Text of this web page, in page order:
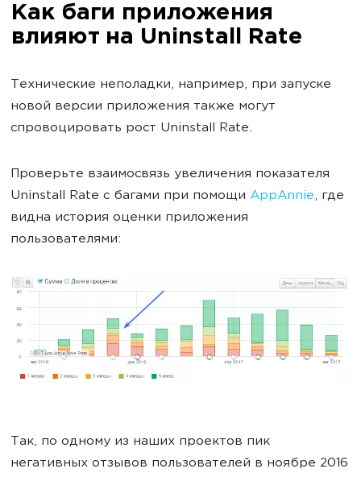
Как баги приложения
влияют на Uninstall Rate
Технические неполадки, например, при запуске
новой версии приложения также могут
спровоцировать рост Uninstall Rate.
Проверьте взаимосвязь увеличения показателя
Uninstall Rate с багами при помощи AppAnnie, где
видна история оценки приложения
пользователями:
Так, по одному из наших проектов пик
негативных отзывов пользователей в ноябре 2016